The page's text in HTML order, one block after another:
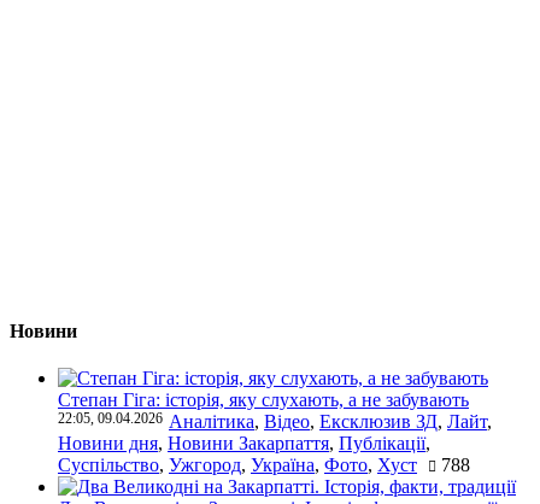
Новини
Степан Гіга: історія, яку слухають, а не забувають
22:05, 09.04.2026 Аналітика, Відео, Ексклюзив ЗД, Лайт,
Новини дня, Новини Закарпаття, Публікації,
Суспільство, Ужгород, Україна, Фото, Хуст 788